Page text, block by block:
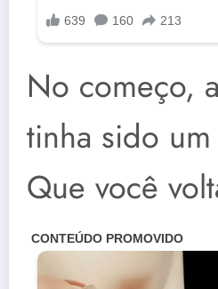
No começo,
tinha sido
Que você